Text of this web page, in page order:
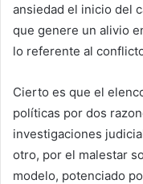
ansiedad el inicio del
que genere un alivio
lo referente al
Cierto es que el
políticas por dos
investigaciones
otro, por el malestar
modelo, potenciado